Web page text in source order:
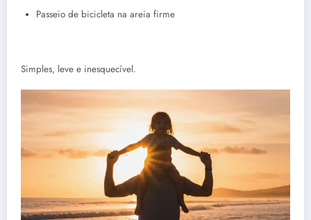
Passeio de bicicleta na areia firme
Simples, leve e inesquecível.